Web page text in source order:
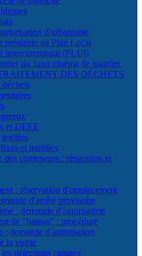
d'urbanisme
préalable au Plan Local
intercommunal (PLUi)
du futur cinéma de quartier
DES DÉCHETS
et DEEE
textiles
et mobiles
des conteneurs : réparation et
: réservation d'emplacement
d'arrêté provisoire
: demande d'autorisation
de "bateau" : procédure
: demande d'autorisation
la voirie
déjections canines